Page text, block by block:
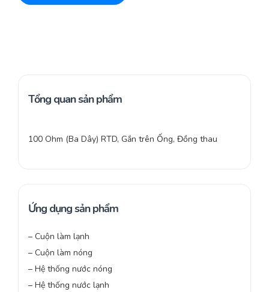
Tổng quan sản phẩm
100 Ohm (Ba Dây) RTD, Gắn trên Ống, Đồng thau
Ứng dụng sản phẩm
– Cuộn làm lạnh
– Cuộn làm nóng
– Hệ thống nước nóng
– Hệ thống nước lạnh